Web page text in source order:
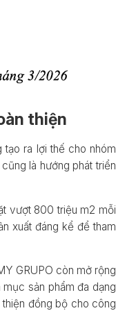
thiện
tạo ra lợi thế cho nhóm
là hướng phát triển
vượt 800 triệu m2 mỗi
xuất đáng kể để tham
GRUPO còn mở rộng
sản phẩm đa dạng
thiện đồng bộ cho công